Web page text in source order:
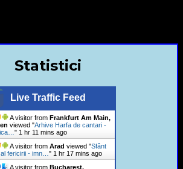
Statistici
Live Traffic Feed
A visitor from Frankfurt Am Main,
viewed "Arhive Harfa de cantari -
" 1 hr 11 mins ago
A visitor from Arad viewed "Sfânt
fericirii - imn… " 1 hr 17 mins ago
A visitor from Bucharest,